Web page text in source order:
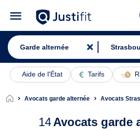
Aide de l'État Tarifs
Avocats garde alternée Avocats
14 Avocats garde